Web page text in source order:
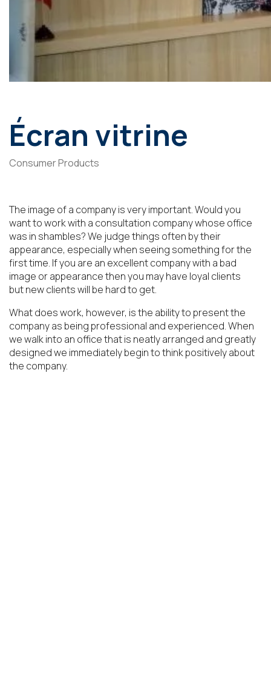
Écran vitrine
Consumer Products
The image of a company is very important. Would you
want to work with a consultation company whose office
was in shambles? We judge things often by their
appearance, especially when seeing something for the
first time. If you are an excellent company with a bad
image or appearance then you may have loyal clients
but new clients will be hard to get.
What does work, however, is the ability to present the
company as being professional and experienced. When
we walk into an office that is neatly arranged and greatly
designed we immediately begin to think positively about
the company.